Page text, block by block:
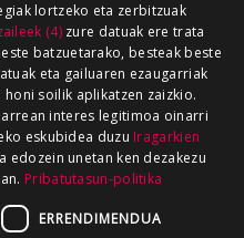
lortzeko eta zerbitzuak
(4)zure datuak ere trata
batzuetarako, besteak beste
eta gailuaren ezaugarriak
soilik aplikatzen zaizkio.
interes legitimoa oinarri
eskubidea duzu Iragarkien
edozein unetan ken dezakezu
Pribatutasun-politika
ERRENDIMENDUA